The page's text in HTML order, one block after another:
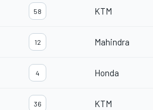
58 KTM
12 Mahindra
4 Honda
36 KTM